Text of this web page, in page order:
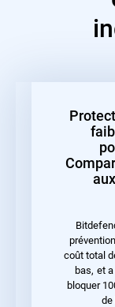
coût total
bas, et
bloquer
de